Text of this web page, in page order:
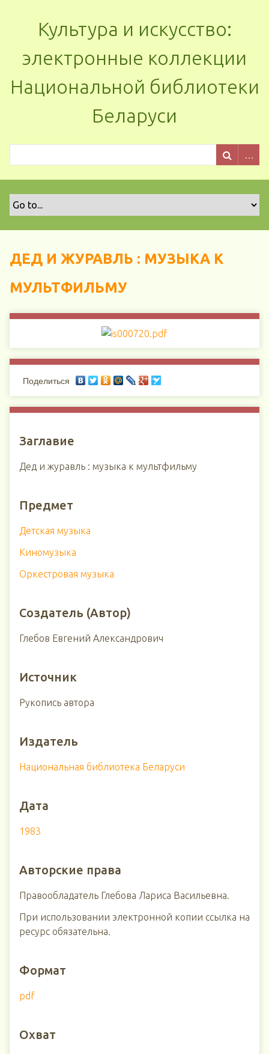
Культура и искусство:
электронные коллекции
Национальной библиотеки
Беларуси
ДЕД И ЖУРАВЛЬ : МУЗЫКА К
МУЛЬТФИЛЬМУ
Поделиться
Заглавие
Дед и журавль : музыка к мультфильму
Предмет
Детская музыка
Киномузыка
Оркестровая музыка
Создатель (Автор)
Глебов Евгений Александрович
Источник
Рукопись автора
Издатель
Национальная библиотека Беларуси
Дата
1983
Авторские права
Правообладатель Глебова Лариса Васильевна.
При использовании электронной копии ссылка на
ресурс обязательна.
Формат
pdf
Охват